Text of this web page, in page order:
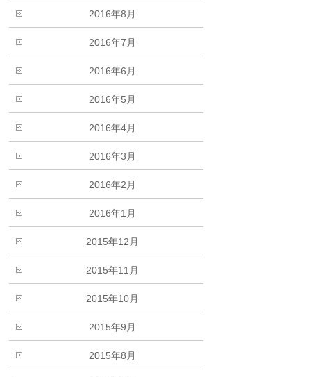
2016年8月
2016年7月
2016年6月
2016年5月
2016年4月
2016年3月
2016年2月
2016年1月
2015年12月
2015年11月
2015年10月
2015年9月
2015年8月